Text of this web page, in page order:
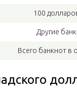
100
Другие
Всего банкнот в